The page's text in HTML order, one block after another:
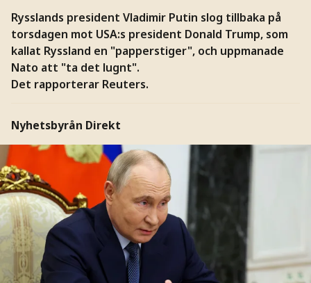
Rysslands president Vladimir Putin slog tillbaka på
torsdagen mot USA:s president Donald Trump, som
kallat Ryssland en "papperstiger", och uppmanade
Nato att "ta det lugnt".
Det rapporterar Reuters.
Nyhetsbyrån Direkt